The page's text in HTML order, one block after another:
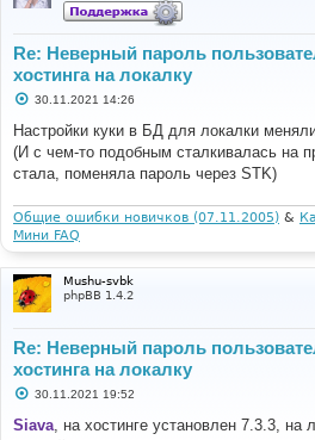
Re: Неверный пароль
хостинга на локалку
С
о
б
щ
е
н
е
30.11.2021 14:26
Настройки куки в БД для локалки
(И с чем-то подобным сталкивалась на
стала, поменяла пароль через STK)
Общие ошибки новичков (07.11.2005) &
Мини FAQ
Mushu-svbk
phpBB 1.4.2
Re: Неверный пароль
хостинга на локалку
С
о
б
30.11.2021 19:52
Siava , на хостинге установлен 7.3.3, на